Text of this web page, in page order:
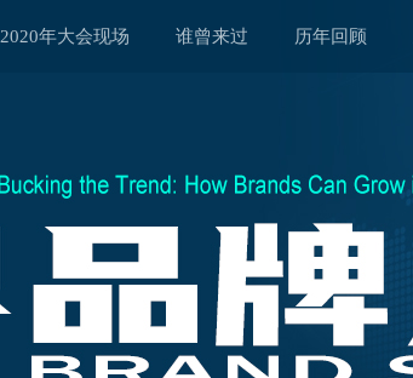
2020年大会现场 谁曾来过 历年回顾